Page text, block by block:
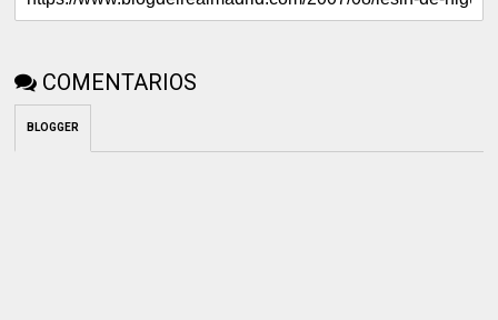
COMENTARIOS
BLOGGER